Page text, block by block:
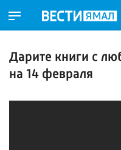
Дарите книги с
на 14 февраля